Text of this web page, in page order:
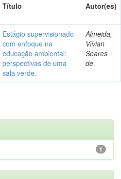
Título Autor(es)
Estágio supervisionado
com enfoque na
educação ambiental:
perspectivas de uma
sala verde.
Almeida,
Vívian
Soares
de
1